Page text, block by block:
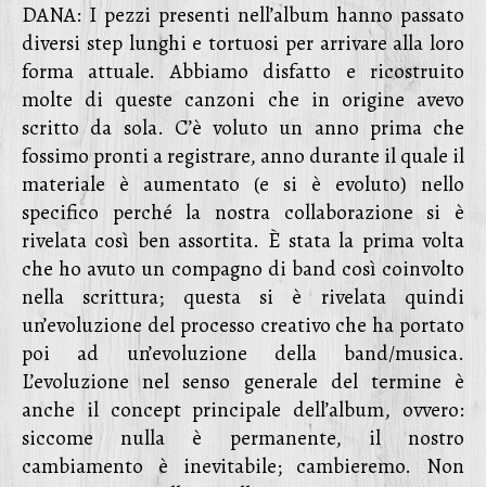
DANA: I pezzi presenti nell’album hanno passato
diversi step lunghi e tortuosi per arrivare alla loro
forma attuale. Abbiamo disfatto e ricostruito
molte di queste canzoni che in origine avevo
scritto da sola. C’è voluto un anno prima che
fossimo pronti a registrare, anno durante il quale il
materiale è aumentato (e si è evoluto) nello
specifico perché la nostra collaborazione si è
rivelata così ben assortita. È stata la prima volta
che ho avuto un compagno di band così coinvolto
nella scrittura; questa si è rivelata quindi
un’evoluzione del processo creativo che ha portato
poi ad un’evoluzione della band/musica.
L’evoluzione nel senso generale del termine è
anche il concept principale dell’album, ovvero:
siccome nulla è permanente, il nostro
cambiamento è inevitabile; cambieremo. Non